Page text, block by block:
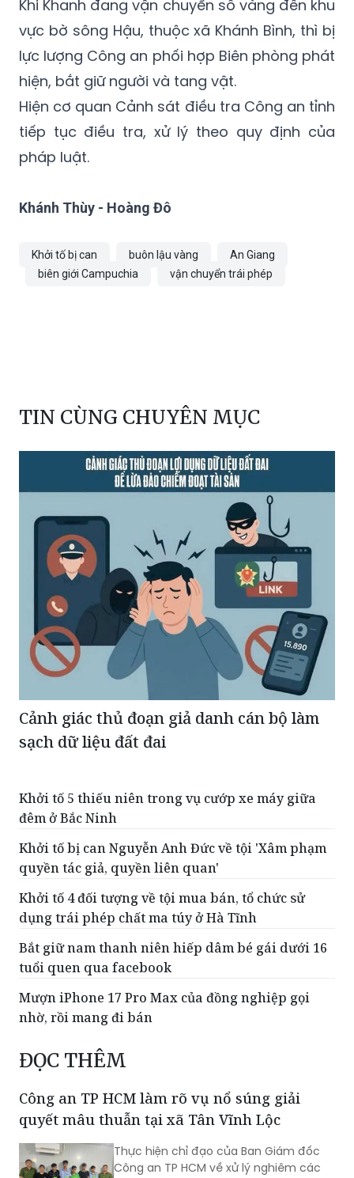
lực lượng Công an phối hợp Biên phòng phát
hiện, bắt giữ người và tang vật.
Hiện cơ quan Cảnh sát điều tra Công an tỉnh
tiếp tục điều tra, xử lý theo quy định của
pháp luật.
Khánh Thùy - Hoàng Đô
Khởi tố bị can buôn lậu vàng
Cảnh giác thủ đoạn giả danh cán bộ làm
sạch dữ liệu đất đai
Khởi tố bị can Nguyễn Anh Đức về tội 'Xâm phạm
quyền tác giả, quyền liên quan'
Khởi tố 4 đối tượng về tội mua bán, tổ chức sử
dụng trái phép chất ma túy ở Hà Tĩnh
Bắt giữ nam thanh niên hiếp dâm bé gái dưới 16
tuổi quen qua facebook
Mượn iPhone 17 Pro Max của đồng nghiệp gọi
nhờ, rồi mang đi bán
ĐỌC THÊM
Công an TP HCM làm rõ vụ nổ súng giải
Thực hiện chỉ đạo của Ban Giám đốc
Công an TP HCM về xử lý nghiêm các
hành vi sử dụng vũ khí, hung khí gây
mất an ninh trật tự, Phòng Cảnh sát